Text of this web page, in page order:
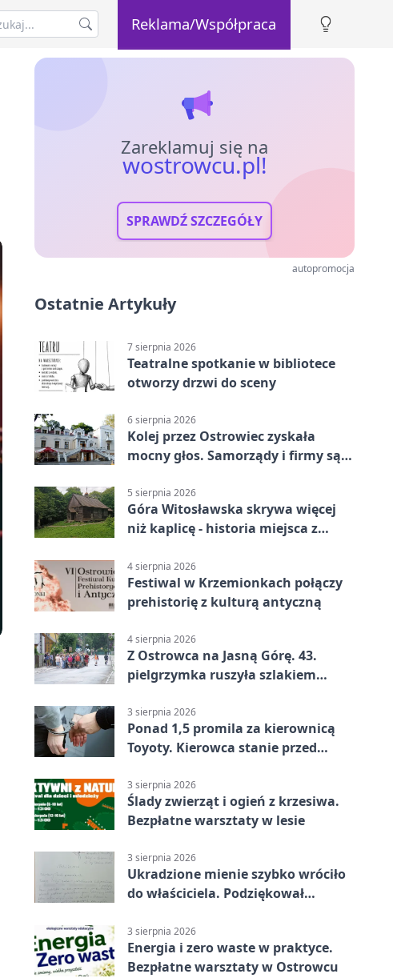
Reklama/Współpraca
Zareklamuj się na
wostrowcu.pl!
SPRAWDŹ SZCZEGÓŁY
autopromocja
Ostatnie Artykuły
7 sierpnia 2026
Teatralne spotkanie w bibliotece
otworzy drzwi do sceny
6 sierpnia 2026
Kolej przez Ostrowiec zyskała
mocny głos. Samorządy i firmy są
5 sierpnia 2026
Góra Witosławska skrywa więcej
niż kaplicę - historia miejsca z
4 sierpnia 2026
Festiwal w Krzemionkach połączy
prehistorię z kulturą antyczną
4 sierpnia 2026
Z Ostrowca na Jasną Górę. 43.
pielgrzymka ruszyła szlakiem
3 sierpnia 2026
Ponad 1,5 promila za kierownicą
Toyoty. Kierowca stanie przed
3 sierpnia 2026
Ślady zwierząt i ogień z krzesiwa.
Bezpłatne warsztaty w lesie
3 sierpnia 2026
Ukradzione mienie szybko wróciło
do właściciela. Podziękował
3 sierpnia 2026
Energia i zero waste w praktyce.
Bezpłatne warsztaty w Ostrowcu